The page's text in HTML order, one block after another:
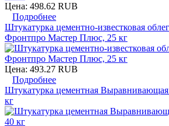
Цена: 498.62 RUB
Подробнее
Штукатурка цементно-известковая
Фронтпро Мастер Плюс, 25 кг
Цена: 493.27 RUB
Подробнее
Штукатурка цементная
кг